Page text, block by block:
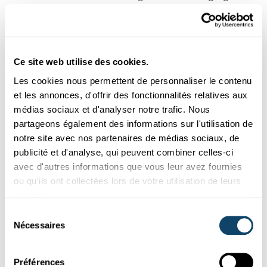
Ce site web utilise des cookies.
Les cookies nous permettent de personnaliser le contenu
et les annonces, d'offrir des fonctionnalités relatives aux
médias sociaux et d'analyser notre trafic. Nous
partageons également des informations sur l'utilisation de
notre site avec nos partenaires de médias sociaux, de
publicité et d'analyse, qui peuvent combiner celles-ci
avec d'autres informations que vous leur avez fournies
ou qu'ils ont collectées lors de votre utilisation de leurs
Nécessaires
Préférences
cellulaires qui favorisent la progression de la maladie.
signatures morphologiques et moléculaires, ainsi que
leur microenvironnement, dans des échantillons post-
mortem de patients porteurs de la maladie d'Alzheimer
et de témoins sains. Leurs résultats apportent un
éclairage nouveau sur la microglie, en particulier sur ses
interactions avec les astrocytes (un type de cellules
cérébrales) et les cellules immunitaires infiltrantes. Le
travail des chercheurs met également en lumière les
mécanismes de la détérioration de certaines zones
Ces résultats peuvent contribuer au développement de
nouvelles stratégies thérapeutiques ciblant les cellules